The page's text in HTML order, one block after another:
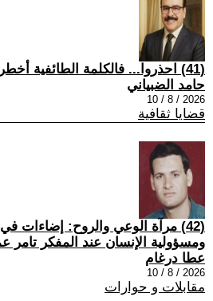
(41) احذروا... فالكلمة الطائفية أخطر من الرصاصة.
حامد الضبياني
2026 / 8 / 10
قضايا ثقافية
(42) مرآة الوعي والروح: إضاءات
ومسؤولية الإنسان عند المفكر تامر
عطا درغام
2026 / 8 / 10
مقابلات و حوارات